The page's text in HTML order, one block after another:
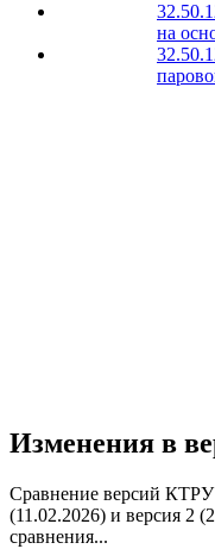
на
Изменения в
Сравнение версий КТРУ
(11.02.2026) и версия 2
сравнения...